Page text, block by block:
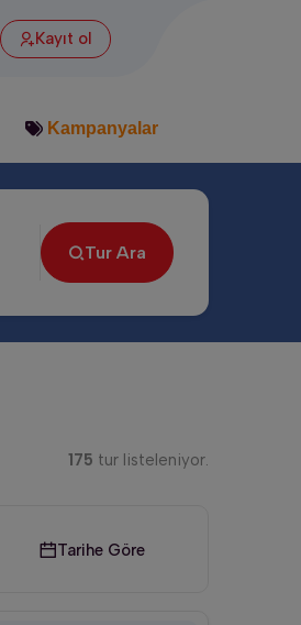
Kayıt ol
Kampanyalar
Tur Ara
175 tur listeleniyor.
Tarihe Göre